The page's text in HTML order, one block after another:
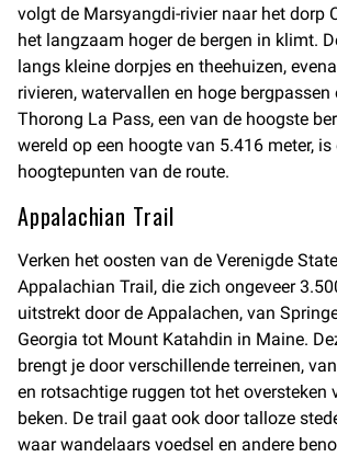
volgt de Marsyangdi-rivier naar het dorp
het langzaam hoger de bergen in klimt.
langs kleine dorpjes en theehuizen,
rivieren, watervallen en hoge bergpassen
Thorong La Pass, een van de hoogste
wereld op een hoogte van 5.416 meter, is
hoogtepunten van de route.
Appalachian Trail
Verken het oosten van de Verenigde
Appalachian Trail, die zich ongeveer
uitstrekt door de Appalachen, van
Georgia tot Mount Katahdin in Maine.
brengt je door verschillende terreinen,
en rotsachtige ruggen tot het oversteken
beken. De trail gaat ook door talloze
waar wandelaars voedsel en andere